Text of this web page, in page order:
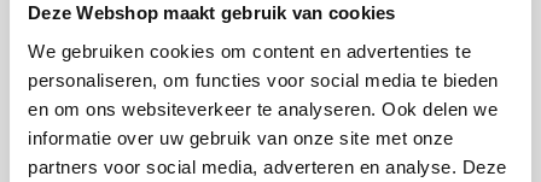
Deze Webshop maakt gebruik van cookies
We gebruiken cookies om content en advertenties te
personaliseren, om functies voor social media te bieden
en om ons websiteverkeer te analyseren. Ook delen we
informatie over uw gebruik van onze site met onze
partners voor social media, adverteren en analyse. Deze
Rian
Fijne site waar ik een mooie
lamp heb uitgekozen en
Anne
Het bestellen,
leveren verliep vlot en